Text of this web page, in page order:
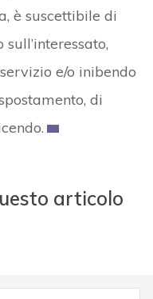
è suscettibile di
e/o inibendo
di
articolo